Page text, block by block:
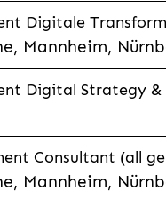
Digitale
Mannheim,
Digital Strategy
Consultant (all
Mannheim,